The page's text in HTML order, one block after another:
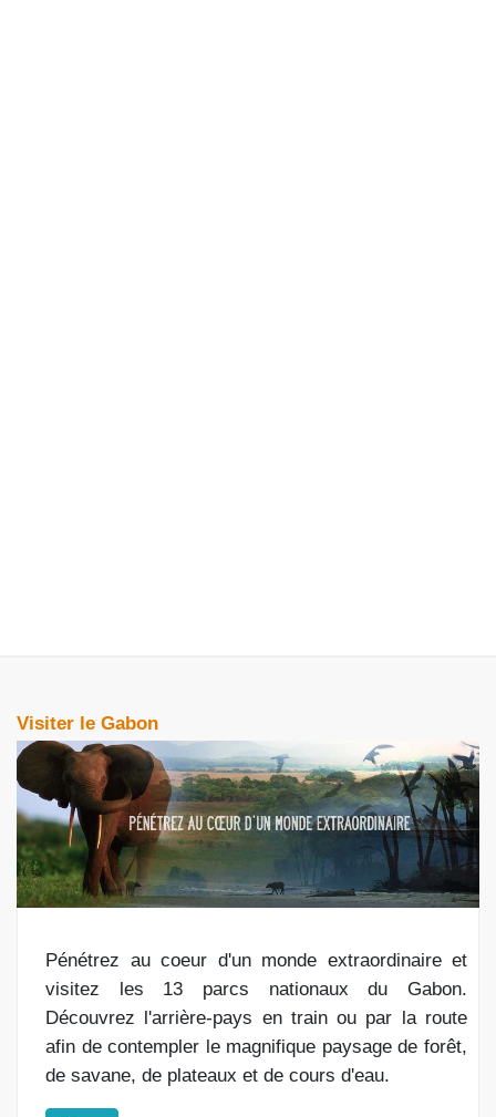
Visiter le Gabon
Pénétrez au coeur d'un monde extraordinaire et
visitez les 13 parcs nationaux du Gabon.
Découvrez l'arrière-pays en train ou par la route
afin de contempler le magnifique paysage de forêt,
de savane, de plateaux et de cours d'eau.